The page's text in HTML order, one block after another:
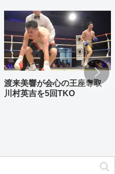
渡来美響が会心の王座奪取
川村英吉を5回TKO